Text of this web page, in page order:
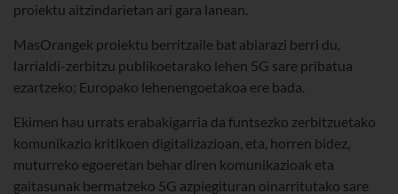
proiektu aitzindarietan ari gara lanean.
MasOrangek proiektu berritzaile bat abiarazi berri du,
larrialdi-zerbitzu publikoetarako lehen 5G sare pribatua
ezartzeko; Europako lehenengoetakoa ere bada.
Ekimen hau urrats erabakigarria da funtsezko zerbitzuetako
komunikazio kritikoen digitalizazioan, eta, horren bidez,
muturreko egoeretan behar diren komunikazioak eta
gaitasunak bermatzeko 5G azpiegituran oinarritutako sare